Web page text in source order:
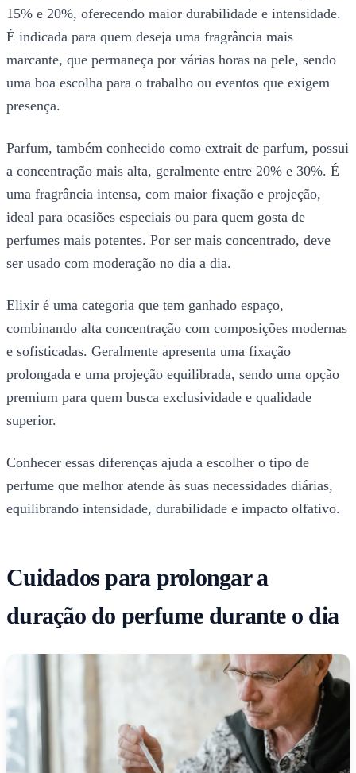
15% e 20%, oferecendo maior durabilidade e intensidade.
É indicada para quem deseja uma fragrância mais
marcante, que permaneça por várias horas na pele, sendo
uma boa escolha para o trabalho ou eventos que exigem
presença.
Parfum, também conhecido como extrait de parfum, possui
a concentração mais alta, geralmente entre 20% e 30%. É
uma fragrância intensa, com maior fixação e projeção,
ideal para ocasiões especiais ou para quem gosta de
perfumes mais potentes. Por ser mais concentrado, deve
ser usado com moderação no dia a dia.
Elixir é uma categoria que tem ganhado espaço,
combinando alta concentração com composições modernas
e sofisticadas. Geralmente apresenta uma fixação
prolongada e uma projeção equilibrada, sendo uma opção
premium para quem busca exclusividade e qualidade
superior.
Conhecer essas diferenças ajuda a escolher o tipo de
perfume que melhor atende às suas necessidades diárias,
equilibrando intensidade, durabilidade e impacto olfativo.
Cuidados para prolongar a
duração do perfume durante o dia